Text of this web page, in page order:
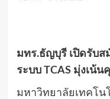
มทร.ธัญบุรี เปิดรับ
ระบบ TCAS มุ่งเน้
มหาวิทยาลัยเทคโ